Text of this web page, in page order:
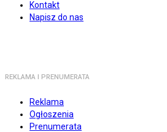
Kontakt
Napisz do nas
REKLAMA I PRENUMERATA
Reklama
Ogłoszenia
Prenumerata